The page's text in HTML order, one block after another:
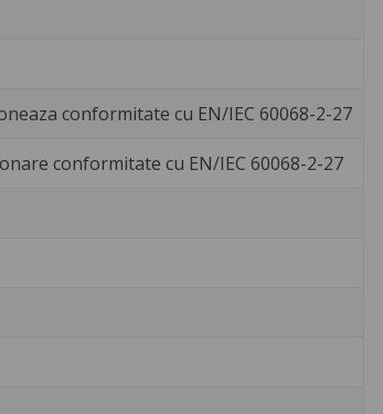
conformitate cu EN/IEC 60068-2-27
conformitate cu EN/IEC 60068-2-27